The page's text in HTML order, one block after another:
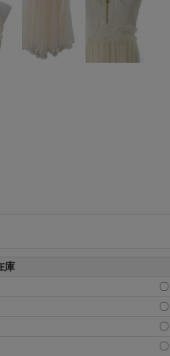
庫
〇
〇
〇
〇